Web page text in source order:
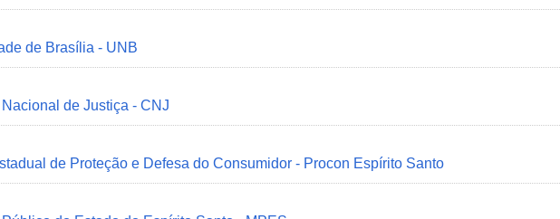
de Brasília - UNB
de Justiça - CNJ
de Proteção e Defesa do Consumidor - Procon Espírito Santo